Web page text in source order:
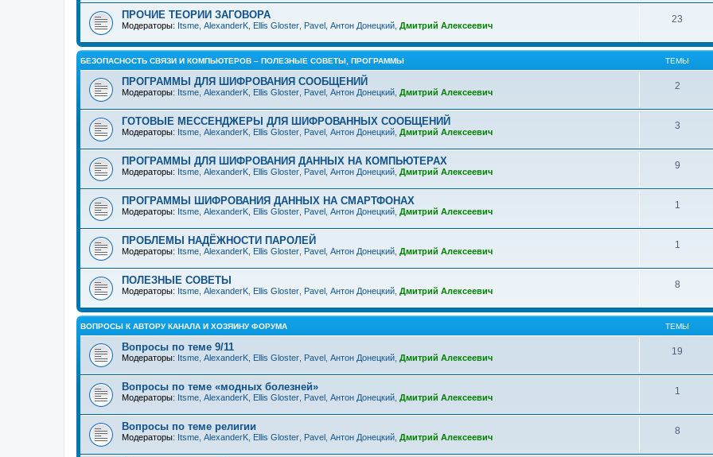
ПРОЧИЕ ТЕОРИИ ЗАГОВОРА
Модераторы: Itsme AlexanderK Ellis Gloster Pavel Антон Донецкий Дмитрий Алексеевич
23
БЕЗОПАСНОСТЬ СВЯЗИ И КОМПЬЮТЕРОВ – ПОЛЕЗНЫЕ СОВЕТЫ, ПРОГРАММЫ ТЕМЫ
ПРОГРАММЫ ДЛЯ ШИФРОВАНИЯ СООБЩЕНИЙ
Модераторы: Itsme AlexanderK Ellis Gloster Pavel Антон Донецкий Дмитрий Алексеевич
2
ГОТОВЫЕ МЕССЕНДЖЕРЫ ДЛЯ ШИФРОВАННЫХ СООБЩЕНИЙ
Модераторы: Itsme AlexanderK Ellis Gloster Pavel Антон Донецкий Дмитрий Алексеевич
3
ПРОГРАММЫ ДЛЯ ШИФРОВАНИЯ ДАННЫХ НА КОМПЬЮТЕРАХ
Модераторы: Itsme AlexanderK Ellis Gloster Pavel Антон Донецкий Дмитрий Алексеевич
9
ПРОГРАММЫ ШИФРОВАНИЯ ДАННЫХ НА СМАРТФОНАХ
Модераторы: Itsme AlexanderK Ellis Gloster Pavel Антон Донецкий Дмитрий Алексеевич
1
ПРОБЛЕМЫ НАДЁЖНОСТИ ПАРОЛЕЙ
Модераторы: Itsme AlexanderK Ellis Gloster Pavel Антон Донецкий Дмитрий Алексеевич
1
ПОЛЕЗНЫЕ СОВЕТЫ
Модераторы: Itsme AlexanderK Ellis Gloster Pavel Антон Донецкий Дмитрий Алексеевич
8
ВОПРОСЫ К АВТОРУ КАНАЛА И ХОЗЯИНУ ФОРУМА ТЕМЫ
Вопросы по теме 9/11
Модераторы: Itsme AlexanderK Ellis Gloster Pavel Антон Донецкий Дмитрий Алексеевич
19
Вопросы по теме «модных болезней»
Модераторы: Itsme AlexanderK Ellis Gloster Pavel Антон Донецкий Дмитрий Алексеевич
1
Вопросы по теме религии
Модераторы: Itsme AlexanderK Ellis Gloster Pavel Антон Донецкий Дмитрий Алексеевич
8